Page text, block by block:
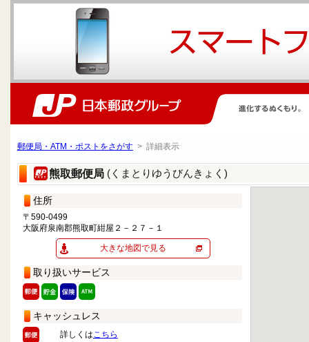
郵便局・ATM・ポストをさがす > 詳細表示
熊取郵便局 (くまとりゆうびんきょく)
住所
〒590-0499
大阪府泉南郡熊取町紺屋２－２７－１
大きな地図で見る
取り扱いサービス
キャッシュレス
詳しくはこちら